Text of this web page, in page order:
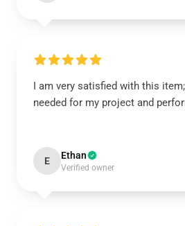
I am very satisfied with this
needed for my project and
E Ethan
Verified owner